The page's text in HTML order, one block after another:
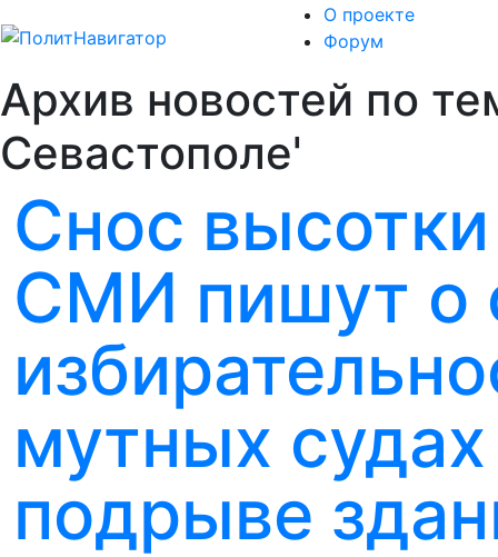
О проекте
Форум
Архив новостей по
Севастополе'
Снос
СМИ пишут о
мутных
подрыве